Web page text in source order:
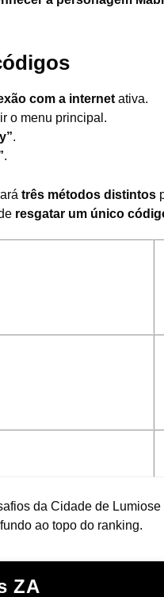
com a internet ativa.
o menu principal.
.
.
três métodos distintos
resgatar um único
da Cidade de
ao topo do ranking.
ZA